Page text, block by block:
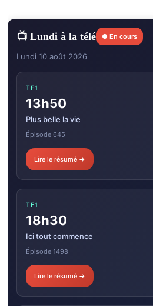
📺 Lundi à la télé ● En cours
Lundi 10 août 2026
TF1
13h50
Plus belle la vie
Épisode 645
Lire le résumé →
TF1
18h30
Ici tout commence
Épisode 1498
Lire le résumé →